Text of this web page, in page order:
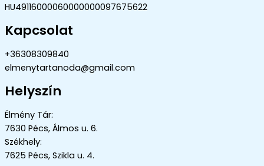
HU49116000060000000097675622
Kapcsolat
+36308309840
elmenytartanoda@gmail.com
Helyszín
Élmény Tár:
7630 Pécs, Álmos u. 6.
Székhely:
7625 Pécs, Szikla u. 4.